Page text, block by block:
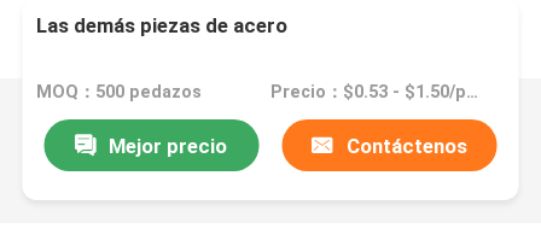
Las demás piezas de acero
MOQ：500 pedazos Precio：$0.53 - $1.50/pieces
Mejor precio Contáctenos